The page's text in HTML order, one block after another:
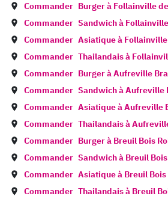
Commander Burger à Follainville
Commander Sandwich à
Commander Asiatique à
Commander Thailandais à
Commander Burger àAufreville
Commander Sandwich àAufreville
Commander Asiatique àAufreville
Commander Thailandais à
Commander Burger à Breuil Bois
Commander Sandwich à Breuil
Commander Asiatique à Breuil
Commander Thailandais à Breuil